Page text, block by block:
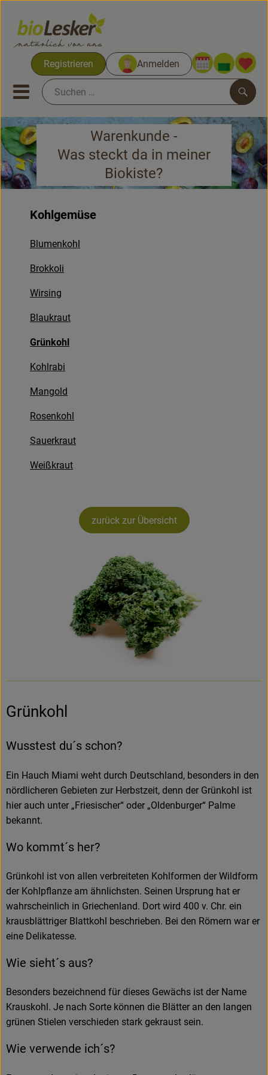
Registrieren Anmelden
Mobiles Menu öffnen oder
Biokisten
Kochkisten
Getränke
Alternativen zu ...
Warenkunde -
Was steckt da in meiner
Biokiste?
Kohlgemüse
Blumenkohl
Brokkoli
Wirsing
Blaukraut
Grünkohl
Kohlrabi
Mangold
Rosenkohl
Sauerkraut
Weißkraut
zurück zur Übersicht
Grünkohl
Wusstest du´s schon?
Ein Hauch Miami weht durch Deutschland, besonders in den
nördlicheren Gebieten zur Herbstzeit, denn der Grünkohl ist
hier auch unter „Friesischer“ oder „Oldenburger“ Palme
bekannt.
Wo kommt´s her?
Grünkohl ist von allen verbreiteten Kohlformen der Wildform
der Kohlpflanze am ähnlichsten. Seinen Ursprung hat er
wahrscheinlich in Griechenland. Dort wird 400 v. Chr. ein
krausblättriger Blattkohl beschrieben. Bei den Römern war er
eine Delikatesse.
Wie sieht´s aus?
Besonders bezeichnend für dieses Gewächs ist der Name
Krauskohl. Je nach Sorte können die Blätter an den langen
grünen Stielen verschieden stark gekraust sein.
Wie verwende ich´s?